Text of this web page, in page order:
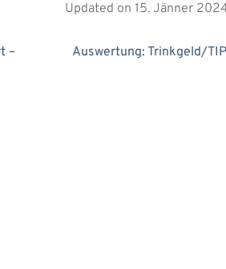
Updated on 15. Jänner
–
Auswer­tung: Trinkgeld/